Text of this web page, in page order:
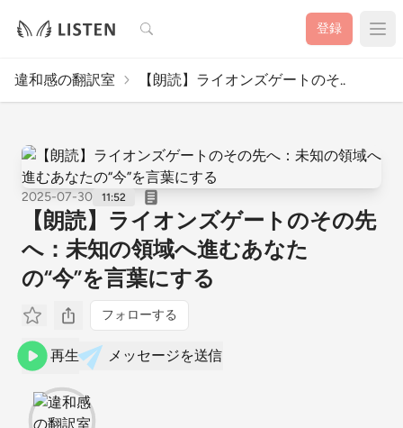
検索 登録
違和感の翻訳室 【朗読】ライオンズゲートのそ..
2025-07-30 11:52
【朗読】ライオンズゲートのその先
へ：未知の領域へ進むあなた
の“今”を言葉にする
フォローする
再生 メッセージを送信